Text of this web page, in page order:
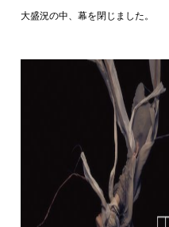
大盛況の中、幕を閉じました。